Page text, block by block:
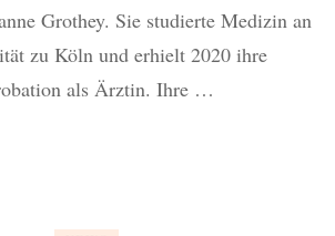
Grothey. Sie studierte Medizin an
zu Köln und erhielt 2020 ihre
als Ärztin. Ihre …